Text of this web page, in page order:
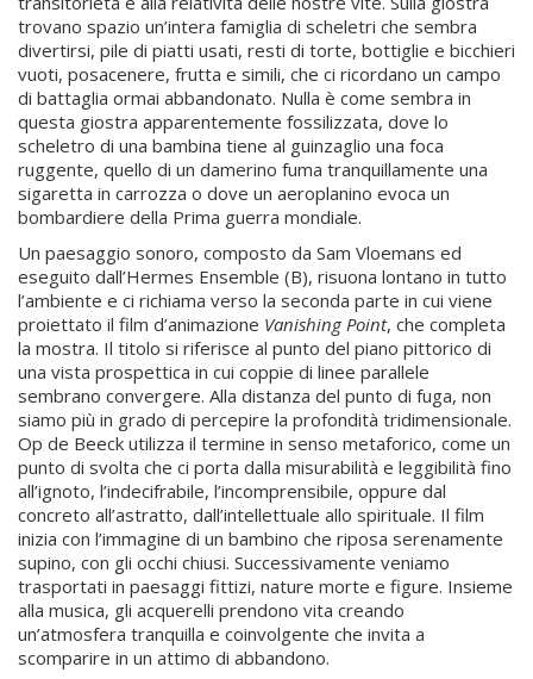
trovano spazio un’intera famiglia di scheletri che sembra
divertirsi, pile di piatti usati, resti di torte, bottiglie e bicchieri
vuoti, posacenere, frutta e simili, che ci ricordano un campo
di battaglia ormai abbandonato. Nulla è come sembra in
questa giostra apparentemente fossilizzata, dove lo
scheletro di una bambina tiene al guinzaglio una foca
ruggente, quello di un damerino fuma tranquillamente una
sigaretta in carrozza o dove un aeroplanino evoca un
bombardiere della Prima guerra mondiale.
Un paesaggio sonoro, composto da Sam Vloemans ed
eseguito dall’Hermes Ensemble (B), risuona lontano in tutto
l’ambiente e ci richiama verso la seconda parte in cui viene
proiettato il film d’animazione Vanishing Point, che completa
la mostra. Il titolo si riferisce al punto del piano pittorico di
una vista prospettica in cui coppie di linee parallele
sembrano convergere. Alla distanza del punto di fuga, non
siamo più in grado di percepire la profondità tridimensionale.
Op de Beeck utilizza il termine in senso metaforico, come un
punto di svolta che ci porta dalla misurabilità e leggibilità fino
all’ignoto, l’indecifrabile, l’incomprensibile, oppure dal
concreto all’astratto, dall’intellettuale allo spirituale. Il film
inizia con l’immagine di un bambino che riposa serenamente
supino, con gli occhi chiusi. Successivamente veniamo
trasportati in paesaggi fittizi, nature morte e figure. Insieme
alla musica, gli acquerelli prendono vita creando
un’atmosfera tranquilla e coinvolgente che invita a
scomparire in un attimo di abbandono.